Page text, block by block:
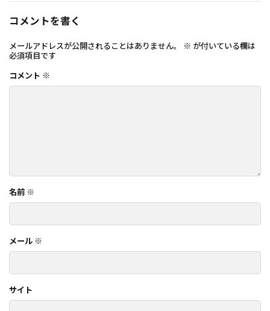
コメントを書く
メールアドレスが公開されることはありません。 ※ が付いている欄は
必須項目です
コメント ※
名前 ※
メール ※
サイト